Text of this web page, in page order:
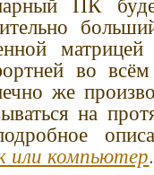
во
же
на
или компьютер.